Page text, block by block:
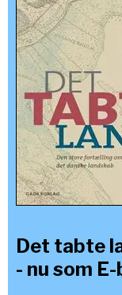
Det tabte
- nu som